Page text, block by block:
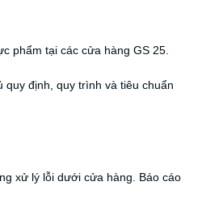
phẩm tại các cửa hàng GS 25.
định, quy trình và tiêu chuẩn
xử lý lỗi dưới cửa hàng. Báo cáo